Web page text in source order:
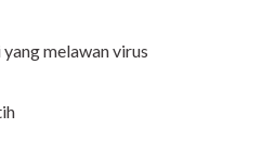
melawan virus